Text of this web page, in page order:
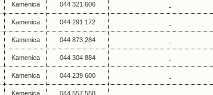
Kamenica 044 321 606
Kamenica 044 291 172
Kamenica 044 873 284
Kamenica 044 304 884
Kamenica 044 239 600
Kamenica 044 557 558